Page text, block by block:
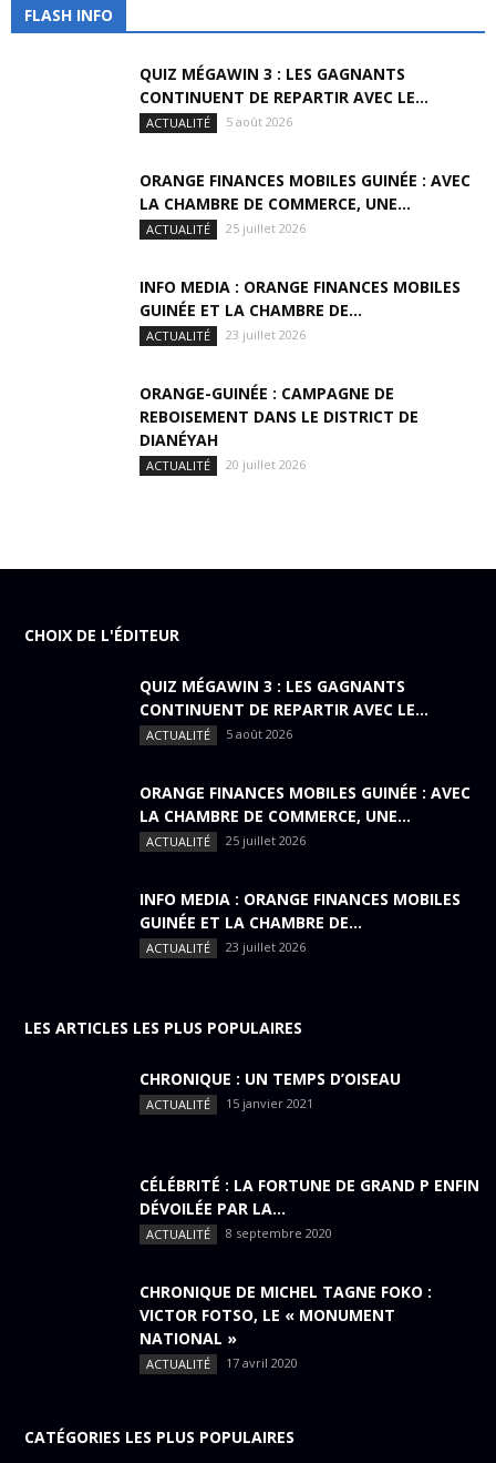
FLASH INFO
QUIZ MÉGAWIN 3 : LES GAGNANTS
CONTINUENT DE REPARTIR AVEC LE...
ACTUALITÉ 5 août 2026
ORANGE FINANCES MOBILES GUINÉE : AVEC
LA CHAMBRE DE COMMERCE, UNE...
ACTUALITÉ 25 juillet 2026
INFO MEDIA : ORANGE FINANCES MOBILES
GUINÉE ET LA CHAMBRE DE...
ACTUALITÉ 23 juillet 2026
ORANGE-GUINÉE : CAMPAGNE DE
REBOISEMENT DANS LE DISTRICT DE
DIANÉYAH
ACTUALITÉ 20 juillet 2026
CHOIX DE L'ÉDITEUR
QUIZ MÉGAWIN 3 : LES GAGNANTS
CONTINUENT DE REPARTIR AVEC LE...
ACTUALITÉ 5 août 2026
ORANGE FINANCES MOBILES GUINÉE : AVEC
LA CHAMBRE DE COMMERCE, UNE...
ACTUALITÉ 25 juillet 2026
INFO MEDIA : ORANGE FINANCES MOBILES
GUINÉE ET LA CHAMBRE DE...
ACTUALITÉ 23 juillet 2026
LES ARTICLES LES PLUS POPULAIRES
CHRONIQUE : UN TEMPS D’OISEAU
ACTUALITÉ 15 janvier 2021
CÉLÉBRITÉ : LA FORTUNE DE GRAND P ENFIN
DÉVOILÉE PAR LA...
ACTUALITÉ 8 septembre 2020
CHRONIQUE DE MICHEL TAGNE FOKO :
VICTOR FOTSO, LE « MONUMENT
NATIONAL »
ACTUALITÉ 17 avril 2020
CATÉGORIES LES PLUS POPULAIRES